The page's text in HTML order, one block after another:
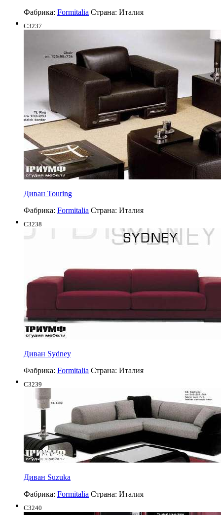
Фабрика: Formitalia Страна: Италия
C3237
Диван Touring
Фабрика: Formitalia Страна: Италия
C3238
Диван Sydney
Фабрика: Formitalia Страна: Италия
C3239
Диван Suzuka
Фабрика: Formitalia Страна: Италия
C3240